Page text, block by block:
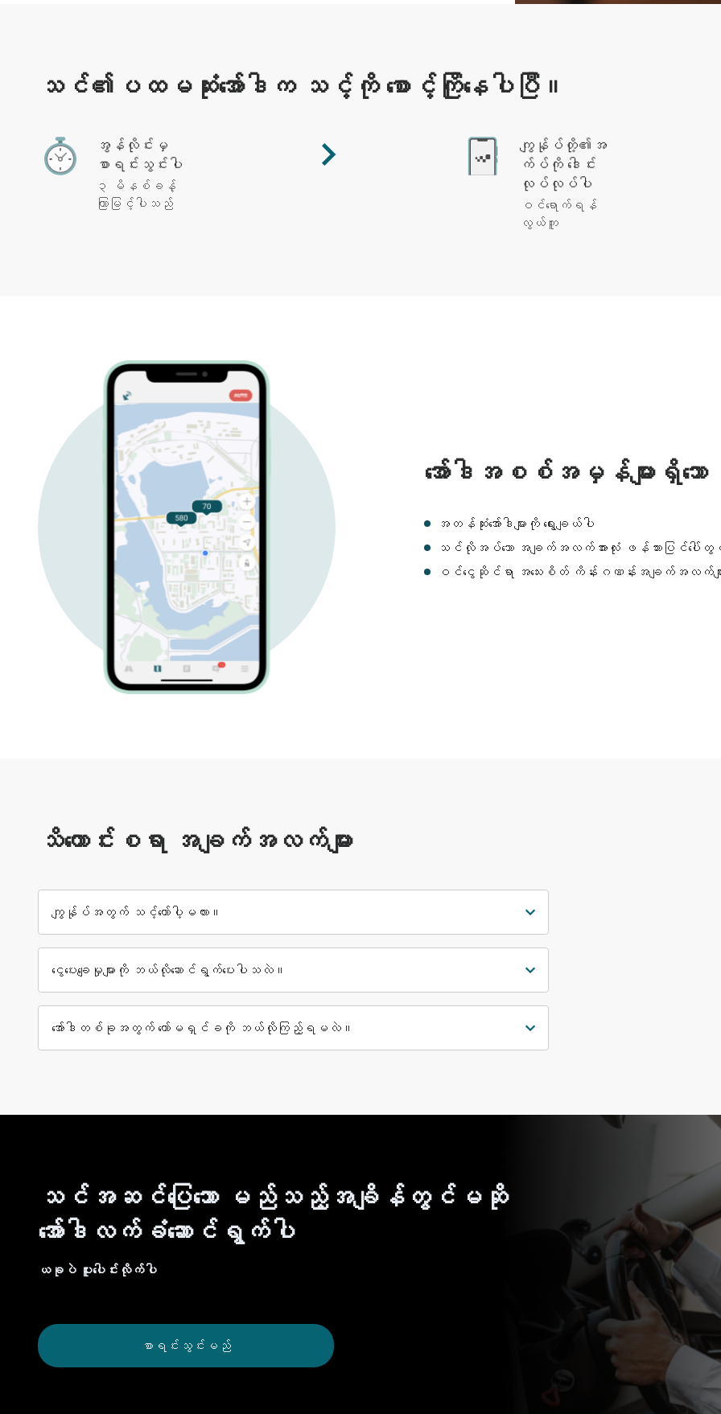
သင်၏ပထမဆုံးအော်ဒါက သင့်ကို စောင့်ကြိုနေပါပြီ။
အွန်လိုင်းမှ
စာရင်းသွင်းပါ
၃ မိနစ်ခန့်
ကြာမြင့်ပါသည်
ကျွန်ုပ်တို့၏အ
က်ပ်ကို ဒေါင်း
လုပ်လုပ်ပါ
ဝင်ရောက်ရန်
လွယ်ကူ
အော်ဒါအစစ်အမှန်များရှိ
အတန်ဆုံးအော်ဒါများကို ရွေးချယ်ပါ
သင်လိုအပ်သော အချက်အလက်အားလုံး ဖန်သားပြင်ပေါ်
ဝင်ငွေဆိုင်ရာ အသေးစိတ် ကိန်းဂဏန်းအချက်အလက်မျာ
သိကောင်းစရာ အချက်အလက်များ
ကျွန်ုပ်အတွက် သင့်တော်ပါ့မလား။
ငွေပေးချေမှုများကို ဘယ်လိုဆောင်ရွက်ပေးပါသလဲ။
အော်ဒါတစ်ခုအတွက် ကော်မရှင်ခကို ဘယ်လိုကြည့်ရမလဲ။
သင်အဆင်ပြေသော မည်သည့်အချိန်တွင်မဆို
အော်ဒါလက်ခံဆောင်ရွက်ပါ
ယခုပဲ ပူးပေါင်းလိုက်ပါ
စာရင်းသွင်းမည်